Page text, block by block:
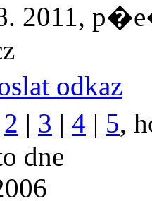
2011,
odkaz
2 | 3 | 4 | 5,
dne